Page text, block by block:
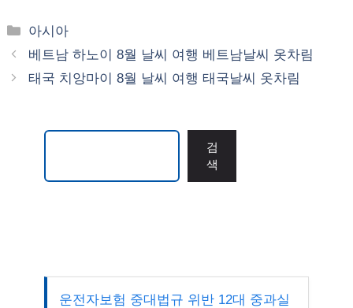
카
테
리
아시아
베트남 하노이 8월 날씨 여행 베트남날씨 옷차림
태국 치앙마이 8월 날씨 여행 태국날씨 옷차림
검
색
운전자보험 중대법규 위반 12대 중과실